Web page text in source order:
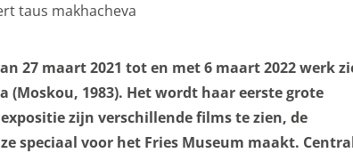
taus makhacheva
27 maart 2021 tot en met 6 maart 2022 werk
(Moskou, 1983). Het wordt haar eerste grote
zijn verschillende films te zien, de
speciaal voor het Fries Museum maakt.
een boeking en dergelijke acties zijn deze